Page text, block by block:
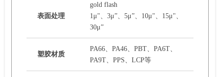
表面处理
gold flash
1μ"、3μ”、5μ”、10μ"、15μ"、
30μ”
塑胶材质
PA66、PA46、PBT、PA6T、
PA9T、PPS、LCP等